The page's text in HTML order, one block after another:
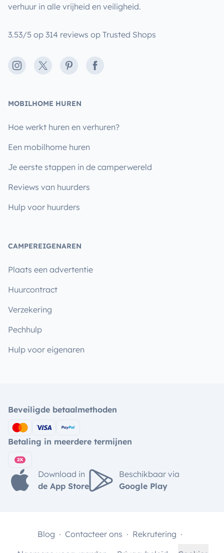
verhuur in alle vrijheid en veiligheid.
3.53/5 op 314 reviews op Trusted Shops
Instagram
X PinterestFacebook
MOBILHOME HUREN
Hoe werkt huren en verhuren?
Een mobilhome huren
Je eerste stappen in de camperwereld
Reviews van huurders
Hulp voor huurders
CAMPEREIGENAREN
Plaats een advertentie
Huurcontract
Verzekering
Pechhulp
Hulp voor eigenaren
Beveiligde betaalmethoden
Betaling in meerdere termijnen
Download in
de App Store
Beschikbaar via
Google Play
Blog Contacteer ons
Rekrutering